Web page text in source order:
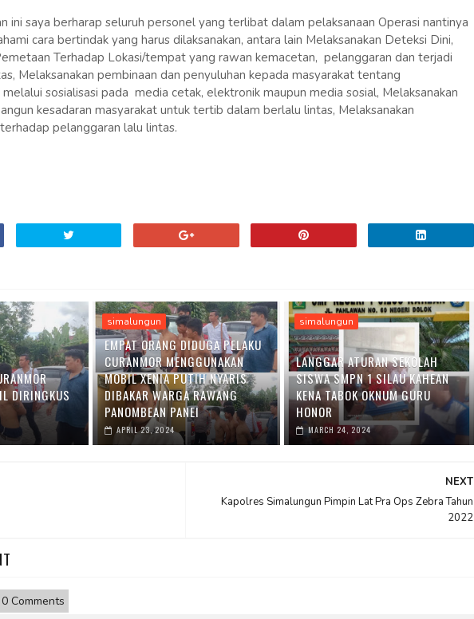
ini saya berharap seluruh personel yang terlibat dalam pelaksanaan Operasi nantinya
cara bertindak yang harus dilaksanakan, antara lain Melaksanakan Deteksi Dini,
Terhadap Lokasi/tempat yang rawan kemacetan, pelanggaran dan terjadi
Melaksanakan pembinaan dan penyuluhan kepada masyarakat tentang
sosialisasi pada media cetak, elektronik maupun media sosial, Melaksanakan
kesadaran masyarakat untuk tertib dalam berlalu lintas, Melaksanakan
pelanggaran lalu lintas.
DIRINGKUS
simalungun
EMPAT ORANG DIDUGA PELAKU
CURANMOR MENGGUNAKAN
MOBIL XENIA PUTIH NYARIS
DIBAKAR WARGA RAWANG
PANOMBEAN PANEI
APRIL 23, 2024
simalungun
LANGGAR ATURAN SEKOLAH
SISWA SMPN 1 SILAU KAHEAN
KENA TABOK OKNUM GURU
HONOR
MARCH 24, 2024
NEXT
Kapolres Simalungun Pimpin Lat Pra Ops Zebra Tahun
2022
0 Comments